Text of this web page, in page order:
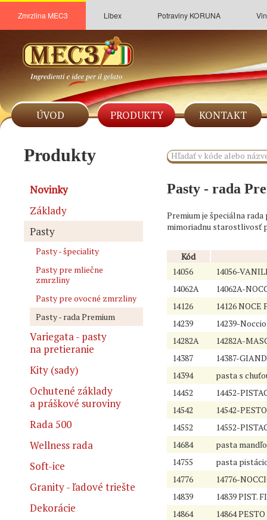
Zmrzlina MEC3 Libex Potraviny KORUNA
ÚVOD PRODUKTY KONTAKT
Produkty
Novinky
Základy
Pasty
Pasty - špeciality
Pasty pre mliečne
zmrzliny
Pasty pre ovocné zmrzliny
Pasty - rada Premium
Variegata - pasty
na pretieranie
Kity (sady)
Ochutené základy
a práškové suroviny
Rada 500
Wellness rada
Soft-ice
Granity - ľadové triešte
Dekorácie
Pasty - rada
Premium je špeciálna
mimoriadnu starostlivosť
Kód
14056
14056-
14062A
14062A-
14126
14126 NOCE
14239
14239-
14282A
14282A-
14387
14387-
14394
pasta s
14452
14452-
14542
14542-
14552
14552-
14684
pasta
14755
pasta
14776
14776-
14839
14839 PIST.
14864
14864